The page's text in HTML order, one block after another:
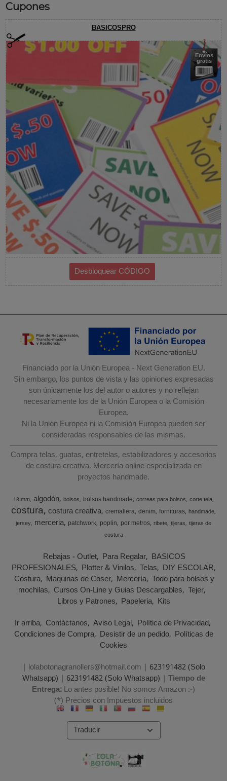
Cupones
BASICOSPRO
Envíos
gratis
Financiado por la Unión Europea - Next Generation EU.
Sin embargo, los puntos de vista y las opiniones expresadas
son únicamente los del autor o autores y no reflejan
necesariamente los de la Unión Europea o la Comisión
Europea.
Ni la Unión Europea ni la Comisión Europea pueden ser
consideradas responsables de las mismas.
Compra telas, guatas, entretelas, estabilizadores y accesorios
de costura creativa. Mercería online especializada en
proyectos handmade.
18 mm algodón bolsos bolsos handmade correas para bolsos corte tela
costura costura creativa cremallera denim fornituras handmade
jersey merceria patchwork poplin por metros ribete tijeras tijeras de
costura
Rebajas - Outlet Para Regalar BASICOS
PROFESIONALES Plotter & Vinilos Telas DIY ESCOLAR
Costura Maquinas de Coser Mercería Todo para bolsos y
mochilas Cursos On-Line y Guias Descargables Tejer
Libros y Patrones Papeleria Kits
Ir arriba Contáctanos Aviso Legal Política de Privacidad
Condiciones de Compra Desistir de un pedido Políticas de
Cookies
| lolabotonagranollers@hotmail.com | 623191482 (Solo
Whatsapp) | 623191482 (Solo Whatsapp) | Tiempo de
Entrega:Lo antes posible! No somos Amazon :-)
(*) Precios con Impuestos incluidos